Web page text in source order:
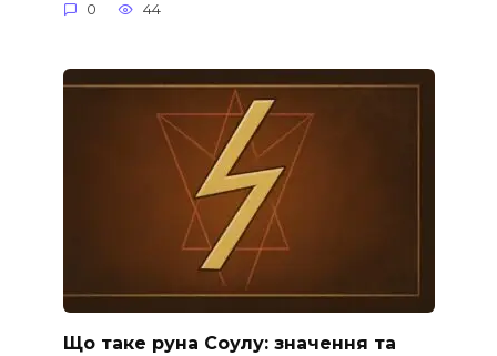
0 44
Що таке руна Соулу: значення та